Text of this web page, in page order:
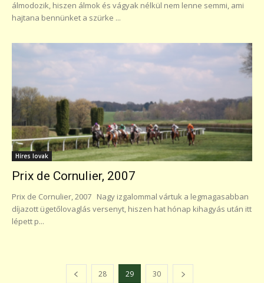
álmodozik, hiszen álmok és vágyak nélkül nem lenne semmi, ami
hajtana bennünket a szürke ...
Híres lovak
Prix de Cornulier, 2007
Prix de Cornulier, 2007 Nagy izgalommal vártuk a legmagasabban
díjazott ügetőlovaglás versenyt, hiszen hat hónap kihagyás után itt
lépett p...
28 29 30